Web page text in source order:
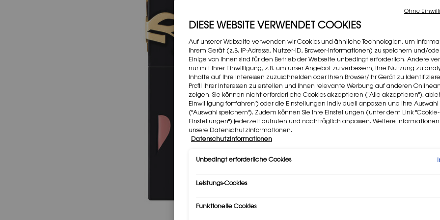
1.800
44
220, 9
DIESE WEBSITE VERWENDET COOKIES
Auf unserer Webseite verwenden wir Cookies und ähnliche Technologien, um
Ihrem Gerät (z.B. IP-Adresse, Nutzer-ID, Browser-Informationen) zu speichern und/
Einige von ihnen sind für den Betrieb der Webseite unbedingt erforderlich. Andere
nur mit Ihrer Einwilligung, z.B. um unser Angebot zu verbessern, ihre Nutzung zu
Inhalte auf Ihre Interessen zuzuschneiden oder Ihren Browser/Ihr Gerät zu
Profil Ihrer Interessen zu erstellen und Ihnen relevante Werbung auf anderen
zeigen. Sie können nicht erforderliche Cookies akzeptieren ("Alle akzeptieren"),
Einwilligung fortfahren") oder die Einstellungen individuell anpassen und Ihre Auswahl
("Auswahl speichern"). Zudem können Sie Ihre Einstellungen (unter dem Link "Cookie-
Einstellungen") jederzeit aufrufen und nachträglich anpassen. Weitere
unsere Datenschutzinformationen.
Datenschutzinformationen
Unbedingt erforderliche Cookies
Leistungs-Cookies
Funktionelle Cookies
Ohne